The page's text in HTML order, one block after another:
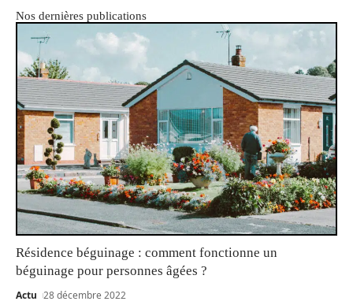
Nos dernières publications
Résidence béguinage : comment fonctionne un
béguinage pour personnes âgées ?
Actu 28 décembre 2022